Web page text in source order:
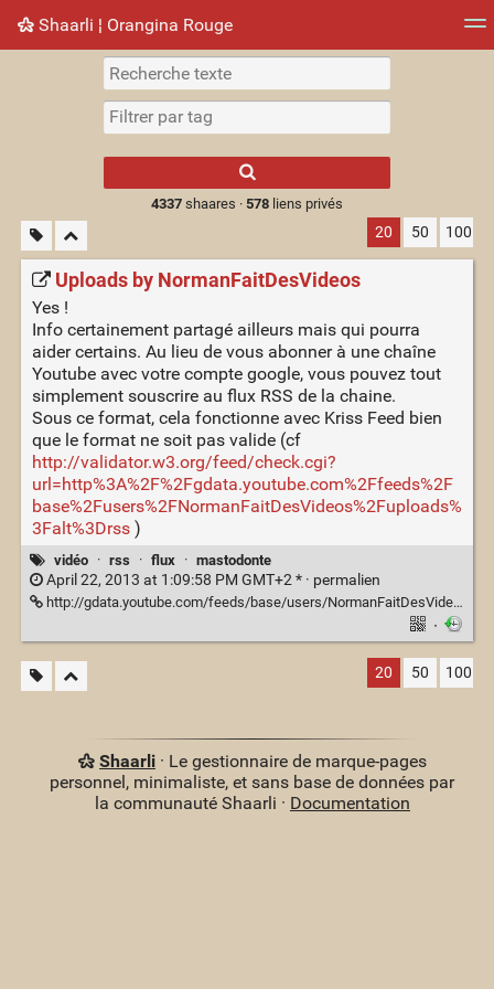
Shaarli ¦ Orangina Rouge
Nuage de tags Mur d'images
results.
4337shaares · 578liens privés
20 50 100
Uploads by NormanFaitDesVideos
Yes !
Info certainement partagé ailleurs mais qui pourra
aider certains. Au lieu de vous abonner à une chaîne
Youtube avec votre compte google, vous pouvez tout
simplement souscrire au flux RSS de la chaine.
Sous ce format, cela fonctionne avec Kriss Feed bien
que le format ne soit pas valide (cf
http://validator.w3.org/feed/check.cgi?
url=http%3A%2F%2Fgdata.youtube.com%2Ffeeds%2F
base%2Fusers%2FNormanFaitDesVideos%2Fuploads%
3Falt%3Drss)
vidéo · rss · flux · mastodonte
April 22, 2013 at 1:09:58 PM GMT+2 * · permalien
http://gdata.youtube.com/feeds/base/users/NormanFaitDesVideos/uploads?alt=rss
·
20 50 100
Shaarli· Le gestionnaire de marque-pages
personnel, minimaliste, et sans base de données par
la communauté Shaarli · Documentation